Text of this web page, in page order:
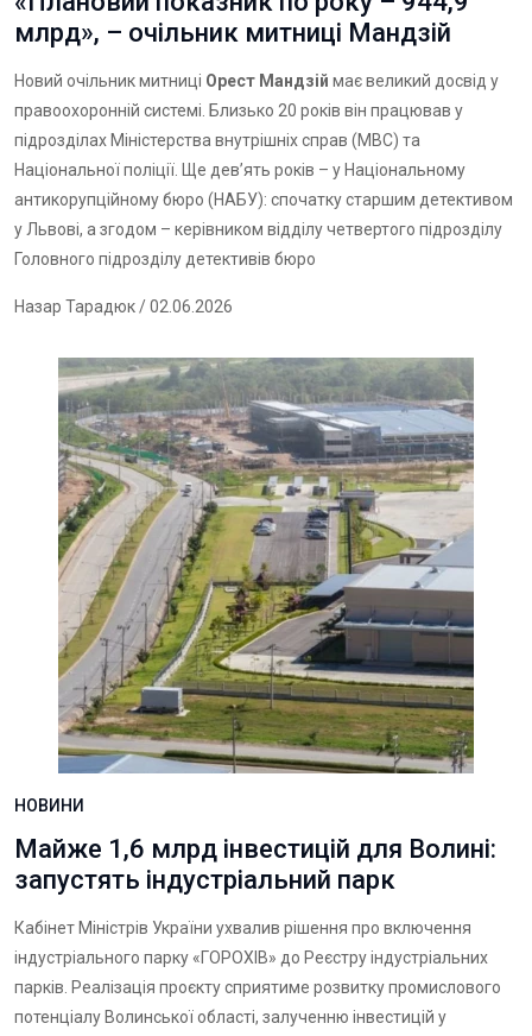
млрд», – очільник митниці Мандзій
Новий очільник митниці Орест Мандзій має великий досвід у
правоохоронній системі. Близько 20 років він працював у
підрозділах Міністерства внутрішніх справ (МВС) та
Національної поліції. Ще девʼять років – у Національному
антикорупційному бюро (НАБУ): спочатку старшим детективом
у Львові, а згодом – керівником відділу четвертого підрозділу
Головного підрозділу детективів бюро
Назар Тарадюк/ 02.06.2026
НОВИНИ
Майже 1,6 млрд інвестицій для Волині:
запустять індустріальний парк
Кабінет Міністрів України ухвалив рішення про включення
індустріального парку «ГОРОХІВ» до Реєстру індустріальних
парків. Реалізація проєкту сприятиме розвитку промислового
потенціалу Волинської області, залученню інвестицій у